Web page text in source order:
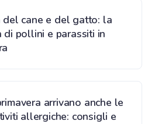
cane e del gatto: la
di pollini e parassiti in
arrivano anche le
allergiche: consigli e